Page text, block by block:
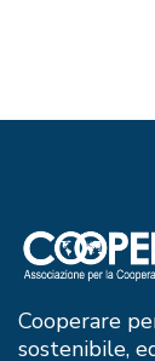
Cooperare
sostenibile,